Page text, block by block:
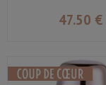
47.50 €